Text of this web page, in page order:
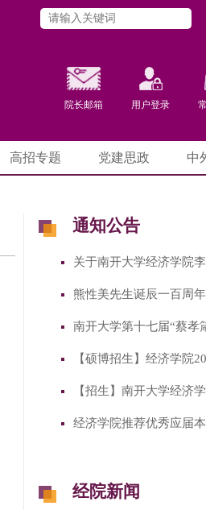
院长邮箱 用户登录
高招专题 党建思政 中
通知公告
关于南开大学经济学院
熊性美先生诞辰一百周
南开大学第十七届“蔡孝
【硕博招生】经济学院
【招生】南开大学经济
经济学院推荐优秀应届
经院新闻